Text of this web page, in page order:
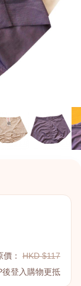
價：
HKD $117
後登入購物更抵